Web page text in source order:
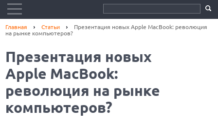
Главная Статьи
Презентация новых Apple MacBook: революция
на рынке компьютеров?
Презентация новых
Apple MacBook:
революция на рынке
компьютеров?